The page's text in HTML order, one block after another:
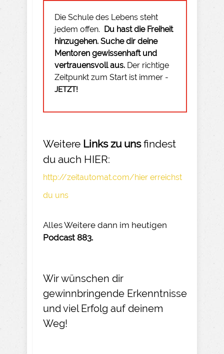
Die Schule des Lebens steht
jedem offen. Du hast die Freiheit
hinzugehen. Suche dir deine
Mentoren gewissenhaft und
vertrauensvoll aus. Der richtige
Zeitpunkt zum Start ist immer -
JETZT!
Weitere Links zu unsfindest
du auch HIER:
http://zeitautomat.com/hier erreichst
du uns
Alles Weitere dann im heutigen
Podcast 883.
Wir wünschen dir
gewinnbringende Erkenntnisse
und viel Erfolg auf deinem
Weg!